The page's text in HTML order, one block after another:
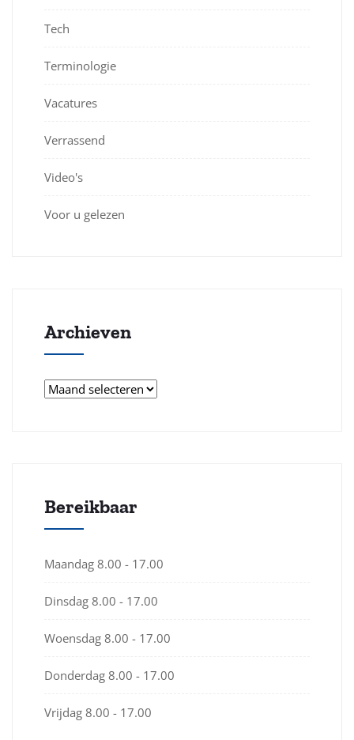
Tech
Terminologie
Vacatures
Verrassend
Video's
Voor u gelezen
Archieven
Archieven
Bereikbaar
Maandag 8.00 - 17.00
Dinsdag 8.00 - 17.00
Woensdag 8.00 - 17.00
Donderdag 8.00 - 17.00
Vrijdag 8.00 - 17.00